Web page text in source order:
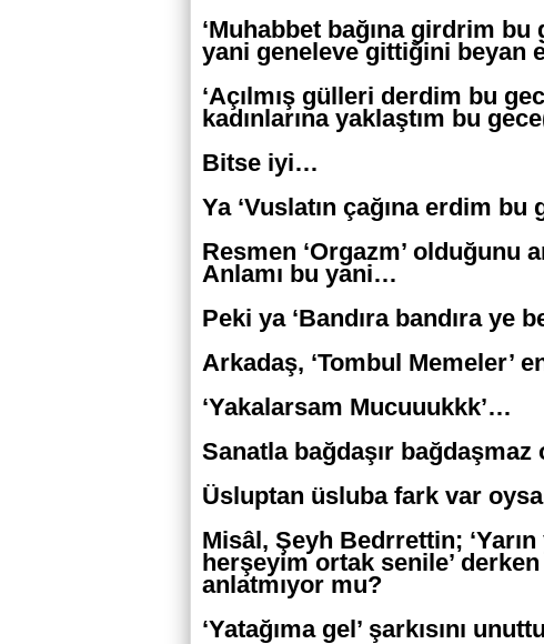
‘Muhabbet bağına girdrim
yani geneleve gittiğini beyan
‘Açılmış gülleri derdim bu
kadınlarına yaklaştım bu
Bitse iyi…
Ya ‘Vuslatın çağına erdim bu
Resmen ‘Orgazm’ olduğunu
Anlamı bu yani…
Peki ya ‘Bandıra bandıra ye
Arkadaş, ‘Tombul Memeler’
‘Yakalarsam Mucuuukkk’…
Sanatla bağdaşır bağdaşmaz
Üsluptan üsluba fark var
Misâl, Şeyh Bedrrettin;
herşeyim ortak senile’
anlatmıyor mu?
‘Yatağıma gel’ şarkısını